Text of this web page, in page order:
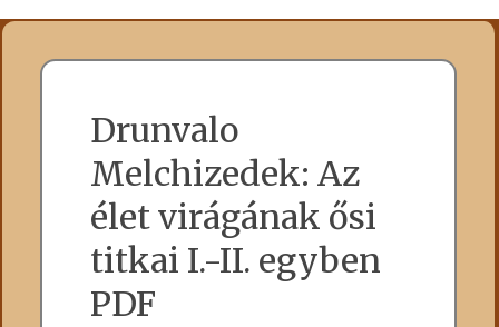
Drunvalo
Melchizedek: Az
élet virágának ősi
titkai I.-II. egyben
PDF